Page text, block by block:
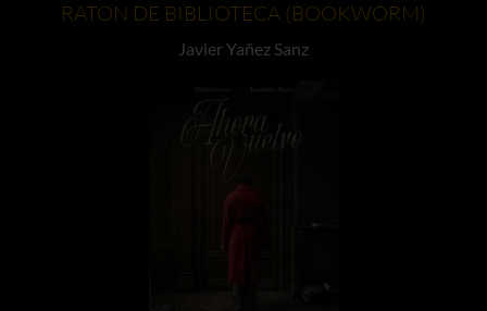
RATON DE BIBLIOTECA (BOOKWORM)
Javier Yañez Sanz